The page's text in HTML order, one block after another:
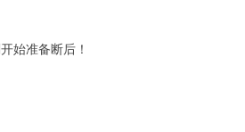
始准备断后！